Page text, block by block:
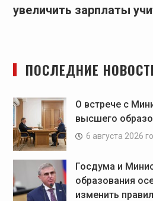
увеличить зарплаты
ПОСЛЕДНИЕ
О встрече с
высшего
6 августа 2026
Госдума и
образования
изменить